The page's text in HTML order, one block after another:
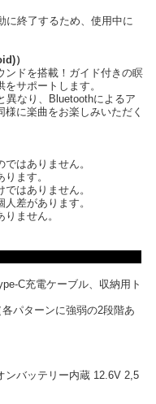
に終了するため、使用中に
）
ンドを搭載！ガイド付きの瞑
サポートします。
なり、Bluetoothによるア
に楽曲をお楽しみいただく
はありません。
ます。
はありません。
差があります。
ません。
C充電ケーブル、収納用ト
パターンに強弱の2段階あ
ンバッテリー内蔵 12.6V 2,5